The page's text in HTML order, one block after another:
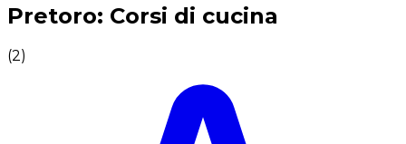
Esperienze culinarie indimenticabili: Esperienze
Pretoro: Corsi di cucina
(2)